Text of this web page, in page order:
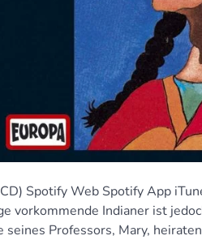
Spotify Web Spotify App
vorkommende Indianer ist
seines Professors, Mary,